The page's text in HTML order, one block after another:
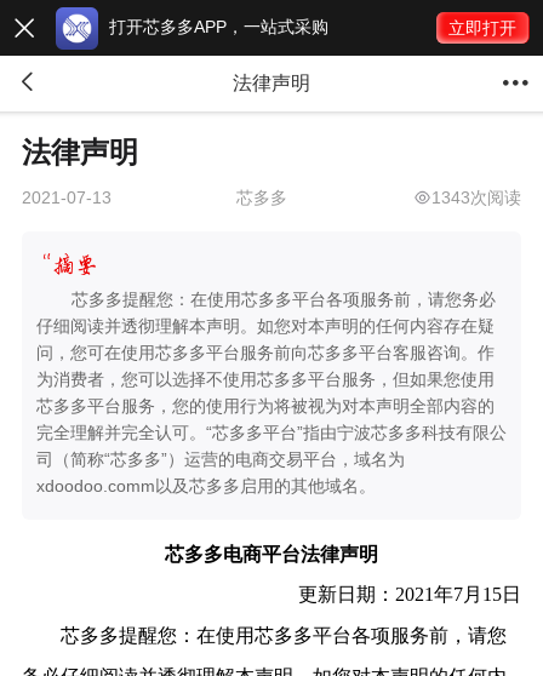
 打开芯多多APP，一站式采购 立即打开
 法律声明 
法律声明
2021-07-13 芯多多 1343次阅读
芯多多提醒您：在使用芯多多平台各项服务前，请您务必
仔细阅读并透彻理解本声明。如您对本声明的任何内容存在疑
问，您可在使用芯多多平台服务前向芯多多平台客服咨询。作
为消费者，您可以选择不使用芯多多平台服务，但如果您使用
芯多多平台服务，您的使用行为将被视为对本声明全部内容的
完全理解并完全认可。“芯多多平台”指由宁波芯多多科技有限公
司（简称“芯多多”）运营的电商交易平台，域名为
xdoodoo.comm以及芯多多启用的其他域名。
芯多多电商平台法律声明
更新日期： 2021年7月15日
芯多多提醒您：在使用芯多多平台各项服务前，请您